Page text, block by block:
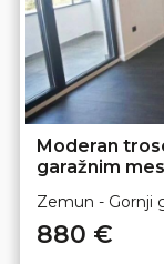
Moderan
garažnim
Zemun - Gornji
880 €